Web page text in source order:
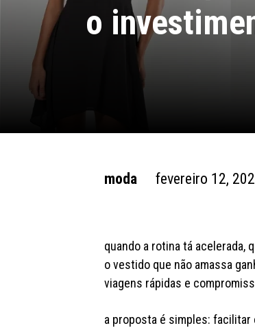
o
moda fevereiro 12,
quando a rotina tá acelerada,
o vestido que não amassa
viagens rápidas e
a proposta é simples: facilitar